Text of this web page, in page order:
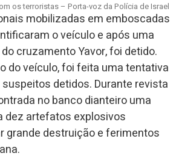
os terroristas – Porta-voz da Polícia de Israel
mobilizadas em emboscadas
o veículo e após uma
cruzamento Yavor, foi detido.
do veículo, foi feita uma tentativa
detidos. Durante revista
no banco dianteiro uma
dez artefatos explosivos
grande destruição e ferimentos